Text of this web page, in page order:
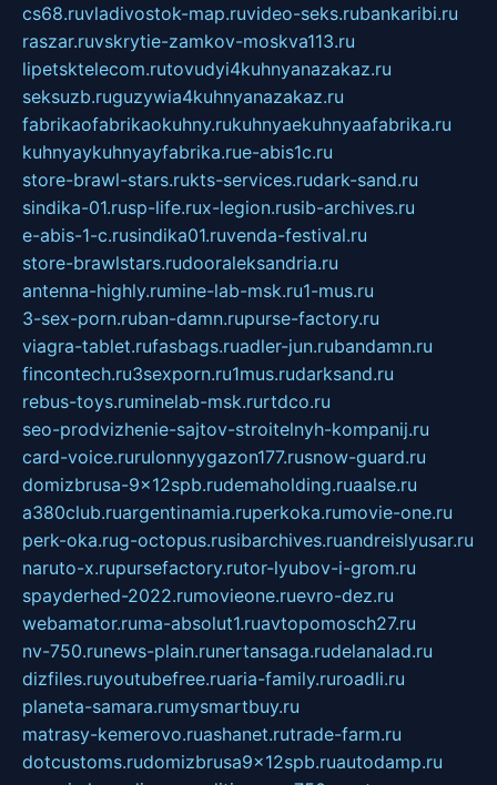
cs68.ruvladivostok-map.ruvideo-seks.rubankaribi.ru
raszar.ruvskrytie-zamkov-moskva113.ru
lipetsktelecom.rutovudyi4kuhnyanazakaz.ru
seksuzb.ruguzywia4kuhnyanazakaz.ru
fabrikaofabrikaokuhny.rukuhnyaekuhnyaafabrika.ru
kuhnyaykuhnyayfabrika.rue-abis1c.ru
store-brawl-stars.rukts-services.rudark-sand.ru
sindika-01.rusp-life.rux-legion.rusib-archives.ru
e-abis-1-c.rusindika01.ruvenda-festival.ru
store-brawlstars.rudooraleksandria.ru
antenna-highly.rumine-lab-msk.ru1-mus.ru
3-sex-porn.ruban-damn.rupurse-factory.ru
viagra-tablet.rufasbags.ruadler-jun.rubandamn.ru
fincontech.ru3sexporn.ru1mus.rudarksand.ru
rebus-toys.ruminelab-msk.rurtdco.ru
seo-prodvizhenie-sajtov-stroitelnyh-kompanij.ru
card-voice.rurulonnyygazon177.rusnow-guard.ru
domizbrusa-9x12spb.rudemaholding.ruaalse.ru
a380club.ruargentinamia.ruperkoka.rumovie-one.ru
perk-oka.rug-octopus.rusibarchives.ruandreislyusar.ru
naruto-x.rupursefactory.rutor-lyubov-i-grom.ru
spayderhed-2022.rumovieone.ruevro-dez.ru
webamator.ruma-absolut1.ruavtopomosch27.ru
nv-750.runews-plain.runertansaga.rudelanalad.ru
dizfiles.ruyoutubefree.ruaria-family.ruroadli.ru
planeta-samara.rumysmartbuy.ru
matrasy-kemerovo.ruashanet.rutrade-farm.ru
dotcustoms.rudomizbrusa9x12spb.ruautodamp.ru